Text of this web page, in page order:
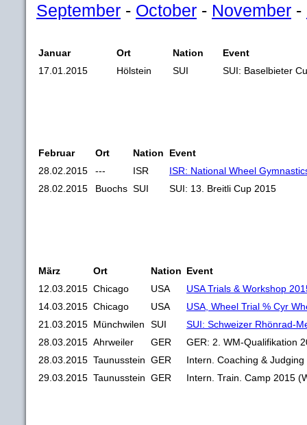
September - October - November -
Januar Ort Nation
Event
17.01.2015
Hölstein SUI SUI: Baselbieter
Februar Ort Nation
Event
28.02.2015
--- ISR
ISR: National Wheel
28.02.2015
Buochs SUI SUI: 13. Breitli Cup 2015
März Ort Nation Event
12.03.2015 Chicago USA
USA Trials & Workshop
14.03.2015 Chicago USA
USA, Wheel Trial % Cyr
21.03.2015 Münchwilen SUI
SUI: Schweizer Rhönrad-
28.03.2015 Ahrweiler GER
GER: 2. WM-Qualifikation
28.03.2015 Taunusstein GER
Intern. Coaching &
29.03.2015 Taunusstein GER Intern. Train. Camp 2015